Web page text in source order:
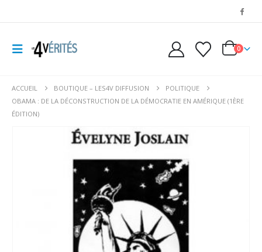
0
ACCUEIL BOUTIQUE – LES4V DIFFUSION
POLITIQUE
OBAMA : DE LA DÉCONSTRUCTION DE LA DÉMOCRATIE EN AMÉRIQUE (1ÈRE
ÉDITION)